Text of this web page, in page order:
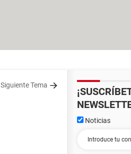
Siguiente Tema
Noticias